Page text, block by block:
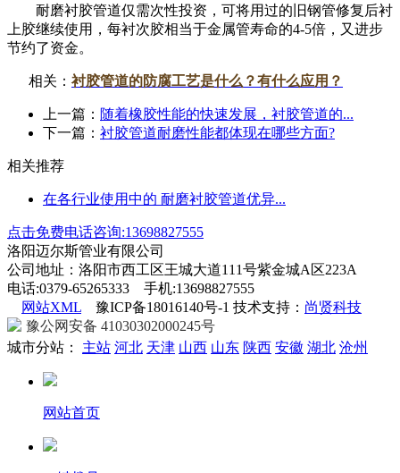
耐磨衬胶管道仅需次性投资，可将用过的旧钢管修复后衬
上胶继续使用，每衬次胶相当于金属管寿命的4-5倍，又进步
节约了资金。
相关： 衬胶管道的防腐工艺是什么？有什么应用？
上一篇： 随着橡胶性能的快速发展，衬胶管道的...
下一篇： 衬胶管道耐磨性能都体现在哪些方面?
相关推荐
在各行业使用中的 耐磨衬胶管道优异...
点击免费电话咨询:13698827555
洛阳迈尔斯管业有限公司
公司地址：洛阳市西工区王城大道111号紫金城A区223A
电话:0379-65265333 手机:13698827555
网站XML 豫ICP备18016140号-1 技术支持： 尚贤科技
豫公网安备 41030302000245号
城市分站：
主站 河北 天津 山西 山东 陕西 安徽 湖北 沧州
网站首页